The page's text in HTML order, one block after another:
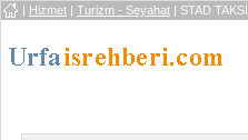
| Hizmet | Turizm - Seyahat | STAD TAKSİ